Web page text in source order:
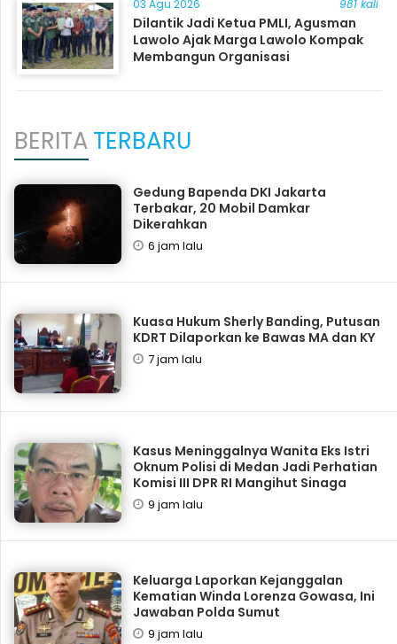
03 Agu 2026 981 kali
Dilantik Jadi Ketua PMLI, Agusman
Lawolo Ajak Marga Lawolo Kompak
Membangun Organisasi
BERITATERBARU
Gedung Bapenda DKI Jakarta
Terbakar, 20 Mobil Damkar
Dikerahkan
6 jam lalu
Kuasa Hukum Sherly Banding, Putusan
KDRT Dilaporkan ke Bawas MA dan KY
7 jam lalu
Kasus Meninggalnya Wanita Eks Istri
Oknum Polisi di Medan Jadi Perhatian
Komisi III DPR RI Mangihut Sinaga
9 jam lalu
Keluarga Laporkan Kejanggalan
Kematian Winda Lorenza Gowasa, Ini
Jawaban Polda Sumut
9 jam lalu